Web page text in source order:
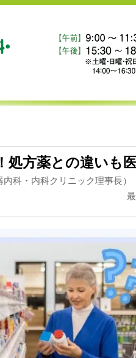
処方薬との違いも
内科・内科クリニック理事長）